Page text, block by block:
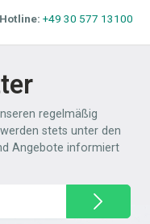
Hotline: +49 30 577 13100
regelmäßig
stets unter den
Angebote informiert